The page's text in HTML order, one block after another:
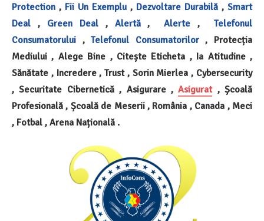
Protection , Fii Un Exemplu , Dezvoltare Durabilă , Smart
Deal , Green Deal, Alertă,Alerte ,Telefonul
Consumatorului ,Telefonul Consumatorilor , Protecția
Mediului , Alege Bine , Citește Eticheta , Ia Atitudine ,
Sănătate , Incredere , Trust , Sorin Mierlea , Cybersecurity
, Securitate Cibernetică , Asigurare , Asigurat , Școală
Profesională , Școală de Meserii , România , Canada , Meci
, Fotbal , Arena Națională .